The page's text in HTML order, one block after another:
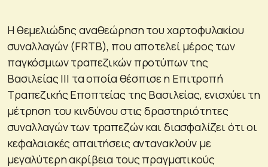
Η θεμελιώδης αναθεώρηση του χαρτοφυλακίου
συναλλαγών (FRTB), που αποτελεί μέρος των
παγκόσμιων τραπεζικών προτύπων της
Βασιλείας ΙΙΙ τα οποία θέσπισε η Επιτροπή
Τραπεζικής Εποπτείας της Βασιλείας, ενισχύει τη
μέτρηση του κινδύνου στις δραστηριότητες
συναλλαγών των τραπεζών και διασφαλίζει ότι οι
κεφαλαιακές απαιτήσεις αντανακλούν με
μεγαλύτερη ακρίβεια τους πραγματικούς